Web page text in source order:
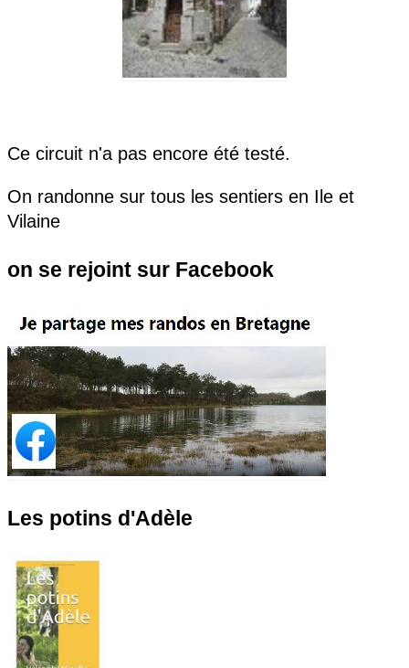
Ce circuit n'a pas encore été testé.
On randonne sur tous les sentiers en Ile et
Vilaine
on se rejoint sur Facebook
Les potins d'Adèle